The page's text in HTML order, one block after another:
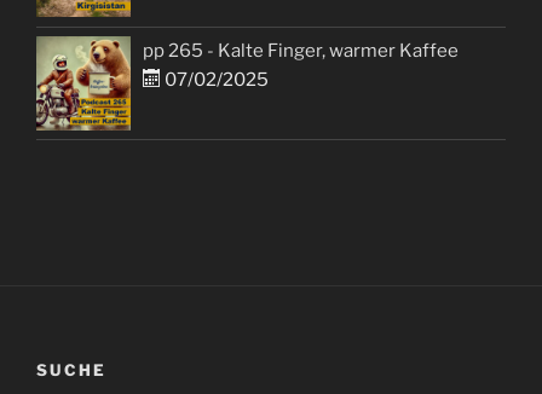
pp 265 - Kalte Finger, warmer Kaffee
07/02/2025
SUCHE